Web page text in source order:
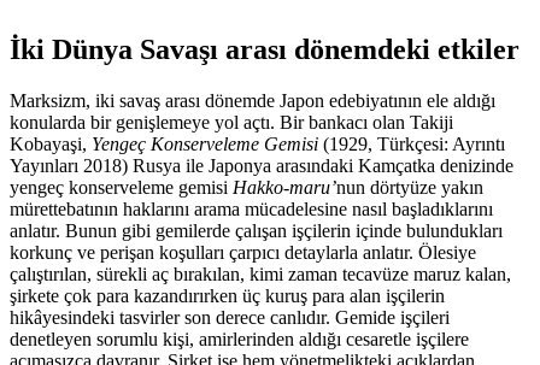
İki Dünya Savaşı arası dönemdeki etkiler
Marksizm, iki savaş arası dönemde Japon edebiyatının ele aldığı
konularda bir genişlemeye yol açtı. Bir bankacı olan Takiji
Kobayaşi, Yengeç Konserveleme Gemisi (1929, Türkçesi: Ayrıntı
Yayınları 2018) Rusya ile Japonya arasındaki Kamçatka denizinde
yengeç konserveleme gemisi Hakko-maru’nun dörtyüze yakın
mürettebatının haklarını arama mücadelesine nasıl başladıklarını
anlatır. Bunun gibi gemilerde çalışan işçilerin içinde bulundukları
korkunç ve perişan koşulları çarpıcı detaylarla anlatır. Ölesiye
çalıştırılan, sürekli aç bırakılan, kimi zaman tecavüze maruz kalan,
şirkete çok para kazandırırken üç kuruş para alan işçilerin
hikâyesindeki tasvirler son derece canlıdır. Gemide işçileri
denetleyen sorumlu kişi, amirlerinden aldığı cesaretle işçilere
acımasızca davranır. Şirket ise hem yönetmelikteki açıklardan